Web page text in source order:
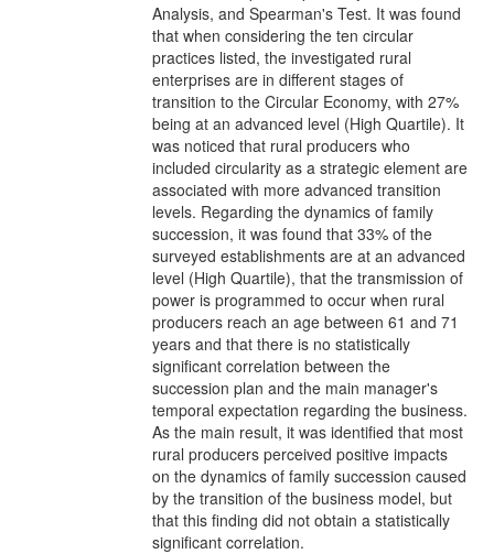
Analysis, and Spearman's Test. It was found
that when considering the ten circular
practices listed, the investigated rural
enterprises are in different stages of
transition to the Circular Economy, with 27%
being at an advanced level (High Quartile). It
was noticed that rural producers who
included circularity as a strategic element are
associated with more advanced transition
levels. Regarding the dynamics of family
succession, it was found that 33% of the
surveyed establishments are at an advanced
level (High Quartile), that the transmission of
power is programmed to occur when rural
producers reach an age between 61 and 71
years and that there is no statistically
significant correlation between the
succession plan and the main manager's
temporal expectation regarding the business.
As the main result, it was identified that most
rural producers perceived positive impacts
on the dynamics of family succession caused
by the transition of the business model, but
that this finding did not obtain a statistically
significant correlation.